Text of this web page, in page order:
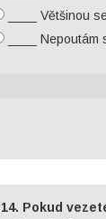
____ Většinou
____ Nepoutám
14. Pokud